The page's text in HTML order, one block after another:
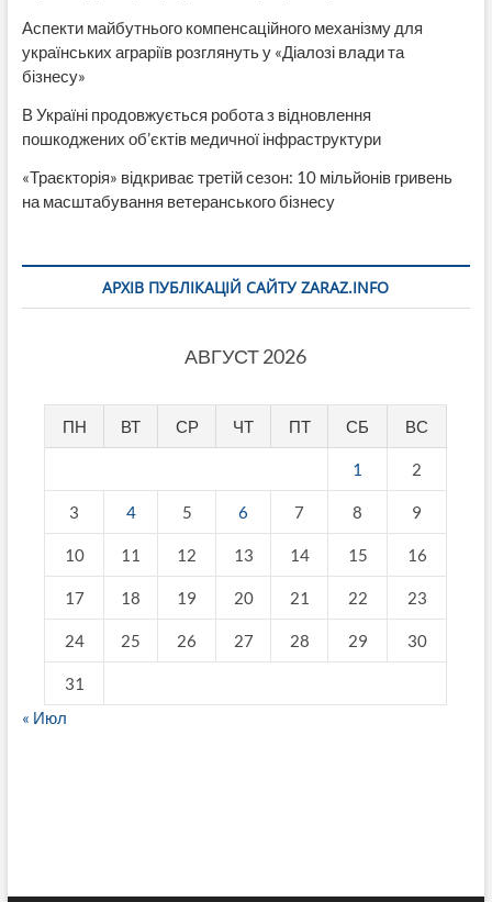
Аспекти майбутнього компенсаційного механізму для
українських аграріїв розглянуть у «Діалозі влади та
бізнесу»
В Україні продовжується робота з відновлення
пошкоджених об’єктів медичної інфраструктури
«Траєкторія» відкриває третій сезон: 10 мільйонів гривень
на масштабування ветеранського бізнесу
АРХІВ ПУБЛІКАЦІЙ САЙТУ ZARAZ.INFO
АВГУСТ 2026
ПН ВТ СР ЧТ ПТ СБ ВС
1 2
3 4 5 6 7 8 9
10 11 12 13 14 15 16
17 18 19 20 21 22 23
24 25 26 27 28 29 30
31
« Июл